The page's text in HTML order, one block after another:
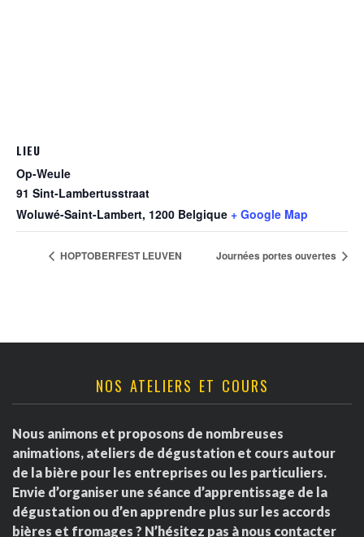
LIEU
Op-Weule
91 Sint-Lambertusstraat
Woluwé-Saint-Lambert, 1200 Belgique + Google Map
HOPTOBERFEST LEUVEN Journées portes ouvertes
NOS ATELIERS ET COURS
Nous animons et proposons de nombreuses
animations, ateliers de dégustation et cours autour
de la bière pour les entreprises ou les particuliers.
Envie d’organiser une séance d’apprentissage de la
dégustation ou d’en apprendre plus sur les accords
bières et fromages ? N’hésitez pas à nous contacter